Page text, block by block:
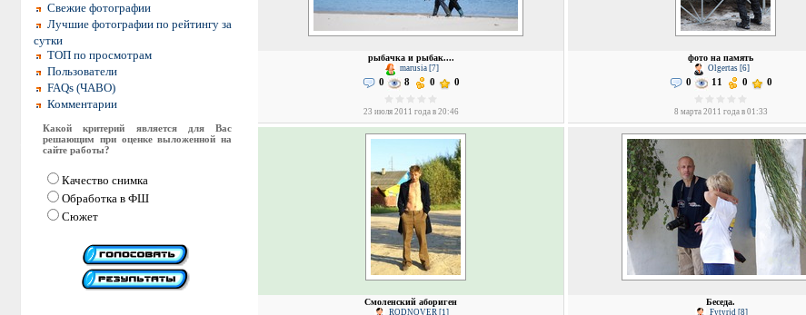
Свежие фотографии
Лучшие фотографии по рейтингу за
сутки
ТОП по просмотрам
Пользователи
FAQs (ЧАВО)
Комментарии
Какой критерий является для Вас
решающим при оценке выложенной на
сайте работы?
Качество снимка
Обработка в ФШ
Сюжет
рыбачка и рыбак....
marusia [7]
0 8 0 0
23 июля 2011 года в 20:46
фото на память
Olgertas [6]
0 11 0 0
8 марта 2011 года в 01:33
Смоленский абориген
RODNOVER [1]
Беседа.
Fytyrjd [8]